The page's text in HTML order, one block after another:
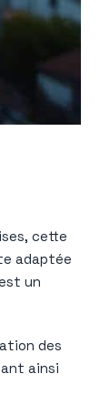
cette
adaptée
un
des
ainsi